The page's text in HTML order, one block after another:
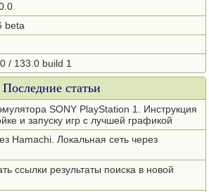
beta
/ 133.0 build 1
Последние статьи
SONY PlayStation 1. Инструкция
и запуску игр с лучшей графикой
Hamachi. Локальная сеть через
ссылки результаты поиска в новой